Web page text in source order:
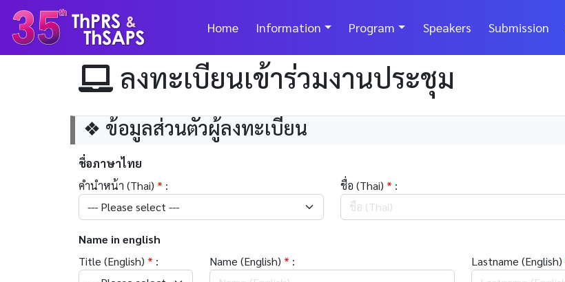
Home Information Program Speakers Submission
ลงทะเบียนเข้าร่วมงานประชุม
❖ ข้อมูลส่วนตัวผู้ลงทะเบียน
ชื่อภาษาไทย
คำนำหน้า (Thai) * : ชื่อ (Thai) * :
Name in english
Title (English) * : Name (English) * : Lastname (English)